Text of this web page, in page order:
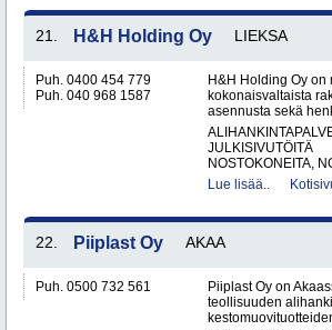
21. H&H Holding Oy LIEKSA
Puh. 0400 454 779
Puh. 040 968 1587
H&H Holding Oy
kokonaisvaltaista
asennusta sekä
JULKISIVUTÖITÄ
NOSTOKONEITA,
Lue lisää..
22. Piiplast Oy AKAA
Puh. 0500 732 561
Piiplast Oy on
teollisuuden